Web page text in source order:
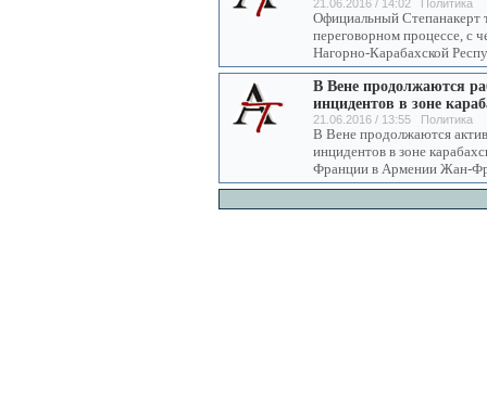
21.06.2016 / 14:02 Политика
Официальный Степанакерт
переговорном процессе, с
Нагорно-Карабахской
В Вене продолжаются
инцидентов в зоне
21.06.2016 / 13:55 Политика
В Вене продолжаются
инцидентов в зоне
Франции в Армении Жан-